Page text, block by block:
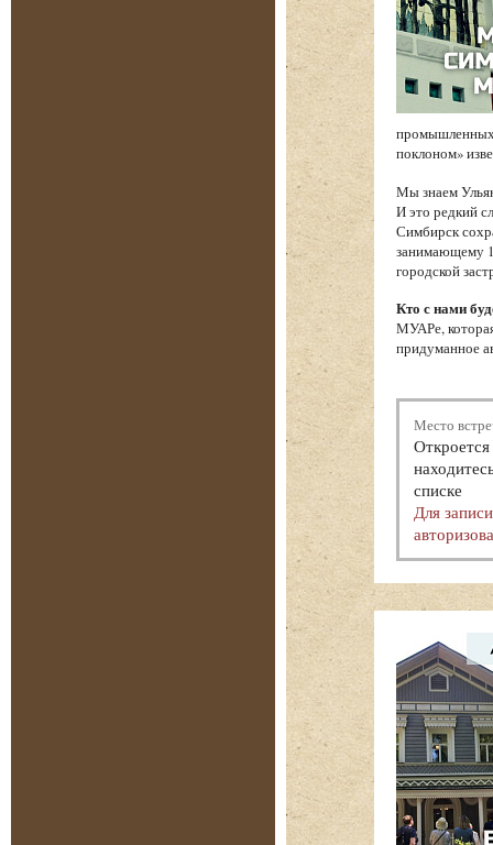
промышленных
поклоном»
Мы знаем
И это редкий
Симбирск
занимающему
городской
Кто с нами
МУАРе,
придуманное
Место
списке
Для